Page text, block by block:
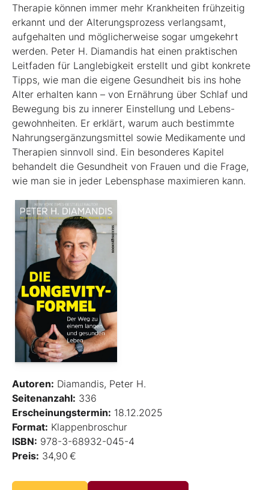
Therapie können immer mehr Krankheiten frühzeitig
erkannt und der Alterungsprozess verlangsamt,
aufgehalten und ­möglicherweise sogar umgekehrt
werden. Peter H. Diamandis hat einen praktischen
Leitfaden für Langlebigkeit erstellt und gibt konkrete
Tipps, wie man die eigene Gesundheit bis ins hohe
Alter erhalten kann – von Ernährung über Schlaf und
Bewegung bis zu innerer Einstellung und Lebens­
gewohnheiten. Er erklärt, warum auch bestimmte
Nahrungsergänzungsmittel sowie Medikamente und
Therapien sinnvoll sind. Ein besonderes Kapitel
behandelt die Gesundheit von Frauen und die Frage,
wie man sie in jeder Lebensphase maximieren kann.
Autoren: Diamandis, Peter H.
Seitenanzahl: 336
Erscheinungstermin: 18.12.2025
Format: Klappenbroschur
ISBN: 978-3-68932-045-4
Preis: 34,90 €